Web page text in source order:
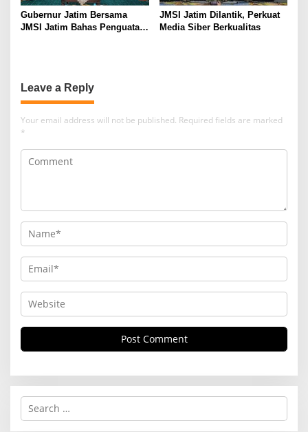
Gubernur Jatim Bersama
JMSI Jatim Bahas Penguatan
JMSI Jatim Dilantik, Perkuat
Media Siber Berkualitas
Leave a Reply
Your email address will not be published. Required fields are marked
*
S